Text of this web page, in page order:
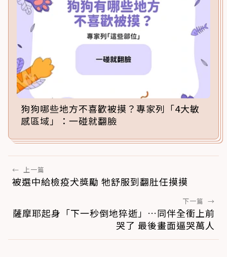
狗狗哪些地方不喜歡被摸？專家列「4大敏
感區域」：一碰就翻臉
← 上一篇
被選中給檢疫犬獎勵 牠舒服到翻肚任摸摸
下一篇 →
薩摩耶起身「下一秒倒地猝逝」…同伴全衝上前
哭了 最後畫面逼哭萬人